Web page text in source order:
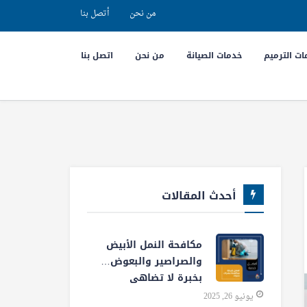
أتصل بنا من نحن
الترميم خدمات الصيانة من نحن اتصل بنا
أحدث المقالات
مكافحة النمل الأبيض
والصراصير والبعوض…
بخبرة لا تضاهى
يونيو 26, 2025